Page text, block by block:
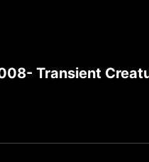
Transient